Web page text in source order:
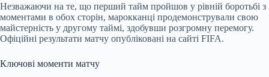
Незважаючи на те, що перший тайм пройшов у рівній боротьбі з
моментами в обох сторін, марокканці продемонстрували свою
майстерність у другому таймі, здобувши розгромну перемогу.
Офіційні результати матчу опубліковані на сайті FIFA.
Ключові моменти матчу